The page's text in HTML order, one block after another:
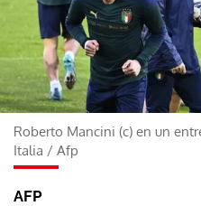
Roberto Mancini (c) en un
Italia / Afp
AFP